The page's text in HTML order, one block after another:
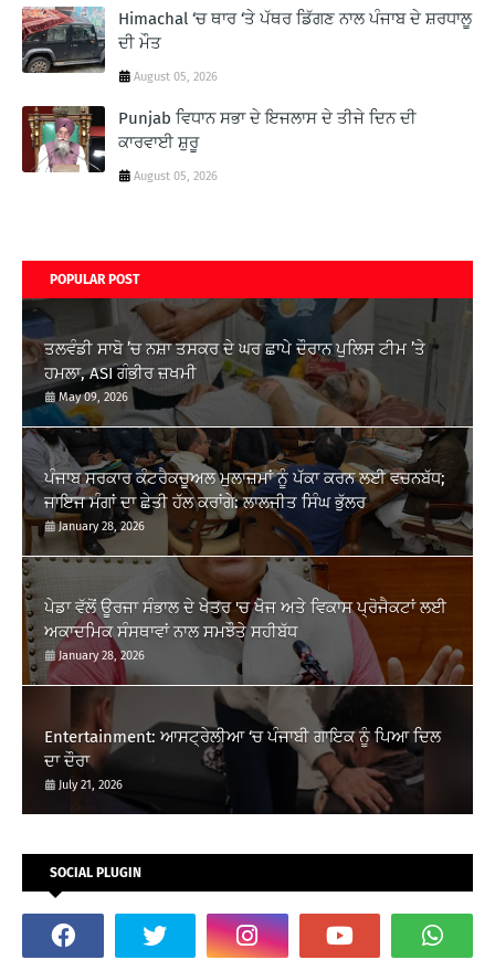
Himachal ‘ਚ ਥਾਰ ‘ਤੇ ਪੱਥਰ ਡਿੱਗਣ ਨਾਲ ਪੰਜਾਬ ਦੇ ਸ਼ਰਧਾਲੂ
ਦੀ ਮੌਤ
August 05, 2026
Punjab ਵਿਧਾਨ ਸਭਾ ਦੇ ਇਜਲਾਸ ਦੇ ਤੀਜੇ ਦਿਨ ਦੀ
ਕਾਰਵਾਈ ਸ਼ੁਰੂ
August 05, 2026
POPULAR POST
ਤਲਵੰਡੀ ਸਾਬੋ ’ਚ ਨਸ਼ਾ ਤਸਕਰ ਦੇ ਘਰ ਛਾਪੇ ਦੌਰਾਨ ਪੁਲਿਸ ਟੀਮ ’ਤੇ
ਹਮਲਾ, ASI ਗੰਭੀਰ ਜ਼ਖਮੀ
May 09, 2026
ਪੰਜਾਬ ਸਰਕਾਰ ਕੰਟਰੈਕਚੂਅਲ ਮੁਲਾਜ਼ਮਾਂ ਨੂੰ ਪੱਕਾ ਕਰਨ ਲਈ ਵਚਨਬੱਧ;
ਜਾਇਜ ਮੰਗਾਂ ਦਾ ਛੇਤੀ ਹੱਲ ਕਰਾਂਗੇ: ਲਾਲਜੀਤ ਸਿੰਘ ਭੁੱਲਰ
January 28, 2026
ਪੇਡਾ ਵੱਲੋਂ ਊਰਜਾ ਸੰਭਾਲ ਦੇ ਖੇਤਰ 'ਚ ਖੋਜ ਅਤੇ ਵਿਕਾਸ ਪ੍ਰੋਜੈਕਟਾਂ ਲਈ
ਅਕਾਦਮਿਕ ਸੰਸਥਾਵਾਂ ਨਾਲ ਸਮਝੌਤੇ ਸਹੀਬੱਧ
January 28, 2026
Entertainment: ਆਸਟ੍ਰੇਲੀਆ ‘ਚ ਪੰਜਾਬੀ ਗਾਇਕ ਨੂੰ ਪਿਆ ਦਿਲ
ਦਾ ਦੌਰਾ
July 21, 2026
SOCIAL PLUGIN